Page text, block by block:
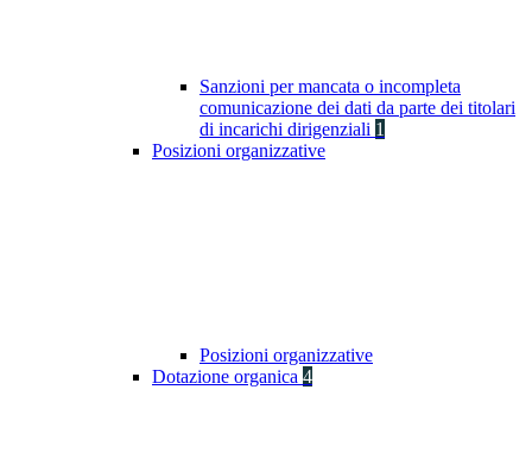
Sanzioni per mancata o incompleta
comunicazione dei dati da parte dei titolari
di incarichi dirigenziali 1
Posizioni organizzative
Posizioni organizzative
Dotazione organica 4